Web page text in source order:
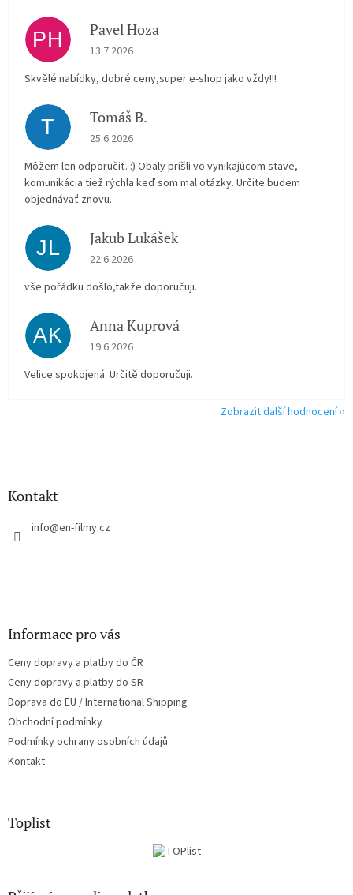
PH Pavel Hoza
Hodnocení obchodu je 5 z 5 hvězdiček.
13.7.2026
Skvělé nabídky, dobré ceny,super e-shop jako vždy!!!
T Tomáš B.
Hodnocení obchodu je 5 z 5 hvězdiček.
25.6.2026
Môžem len odporučiť. :) Obaly prišli vo vynikajúcom stave,
komunikácia tiež rýchla keď som mal otázky. Určite budem
objednávať znovu.
JL Jakub Lukášek
Hodnocení obchodu je 5 z 5 hvězdiček.
22.6.2026
vše pořádku došlo,takže doporučuji.
AK Anna Kuprová
Hodnocení obchodu je 5 z 5 hvězdiček.
19.6.2026
Velice spokojená. Určitě doporučuji.
Zobrazit další hodnocení
Z
Kontakt
info@en-filmy.cz
Informace pro vás
Ceny dopravy a platby do ČR
Ceny dopravy a platby do SR
Doprava do EU / International Shipping
Obchodní podmínky
Podmínky ochrany osobních údajů
Kontakt
Toplist